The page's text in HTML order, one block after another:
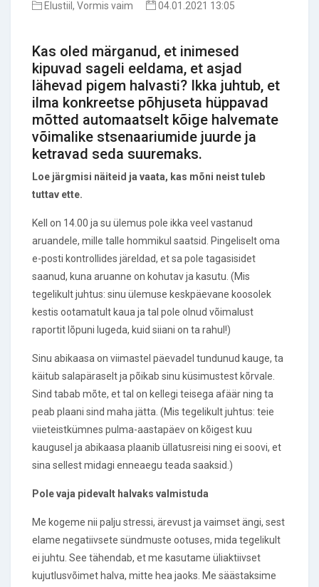
Elustiil, Vormis vaim 04.01.2021 13:05
Kas oled märganud, et inimesed
kipuvad sageli eeldama, et asjad
lähevad pigem halvasti? Ikka juhtub, et
ilma konkreetse põhjuseta hüppavad
mõtted automaatselt kõige halvemate
võimalike stsenaariumide juurde ja
ketravad seda suuremaks.
Loe järgmisi näiteid ja vaata, kas mõni neist tuleb
tuttav ette.
Kell on 14.00 ja su ülemus pole ikka veel vastanud
aruandele, mille talle hommikul saatsid. Pingeliselt oma
e-posti kontrollides järeldad, et sa pole tagasisidet
saanud, kuna aruanne on kohutav ja kasutu. (Mis
tegelikult juhtus: sinu ülemuse keskpäevane koosolek
kestis ootamatult kaua ja tal pole olnud võimalust
raportit lõpuni lugeda, kuid siiani on ta rahul!)
Sinu abikaasa on viimastel päevadel tundunud kauge, ta
käitub salapäraselt ja põikab sinu küsimustest kõrvale.
Sind tabab mõte, et tal on kellegi teisega afäär ning ta
peab plaani sind maha jätta. (Mis tegelikult juhtus: teie
viieteistkümnes pulma-aastapäev on kõigest kuu
kaugusel ja abikaasa plaanib üllatusreisi ning ei soovi, et
sina sellest midagi enneaegu teada saaksid.)
Pole vaja pidevalt halvaks valmistuda
Me kogeme nii palju stressi, ärevust ja vaimset ängi, sest
elame negatiivsete sündmuste ootuses, mida tegelikult
ei juhtu. See tähendab, et me kasutame üliaktiivset
kujutlusvõimet halva, mitte hea jaoks. Me säästaksime